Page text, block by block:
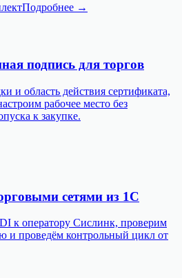
Подробнее →
подпись для торгов
и область действия сертификата,
рабочее место без
к закупке.
сетями из 1С
к оператору Сислинк, проверим
и проведём контрольный цикл от